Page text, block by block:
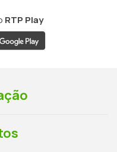
RTP Play